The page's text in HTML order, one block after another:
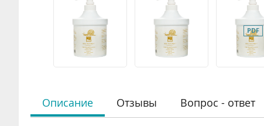
Описание Отзывы Вопрос - ответ